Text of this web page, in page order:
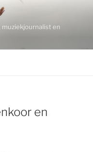
en
en